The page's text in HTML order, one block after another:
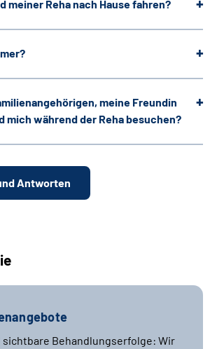
meiner Reha nach Hause fahren?
meine Freundin
mich während der Reha besuchen?
Antworten
sichtbare Behandlungserfolge: Wir